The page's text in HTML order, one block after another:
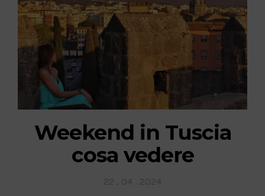
Weekend in Tuscia
cosa vedere